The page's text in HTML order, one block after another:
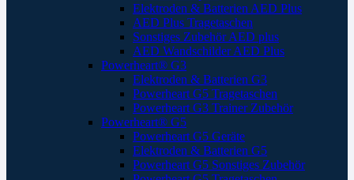
Elektroden & Batterien AED Plus
AED Plus Tragetaschen
Sonstiges Zubehör AED plus
AED Wandschilder AED Plus
Powerheart® G3
Elektroden & Batterien G3
Powerheart G5 Tragetaschen
Powerheart G3 Trainer Zubehör
Powerheart® G5
Powerheart G5 Geräte
Elektroden & Batterien G5
Powerheart G5 Sonstiges Zubehör